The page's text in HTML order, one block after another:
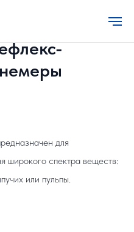
для
широкого спектра веществ:
или пульпы.